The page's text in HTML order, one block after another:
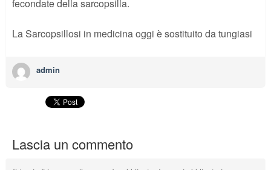
fecondate della sarcopsilla.
La Sarcopsillosi in medicina oggi è sostituito da tungiasi
admin
Lascia un commento